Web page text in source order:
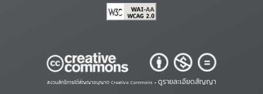
สงวนสิทธิ์ภายใต้สัญญาอนุญาต Creative Commons • ดูรายละเอียดสัญญา